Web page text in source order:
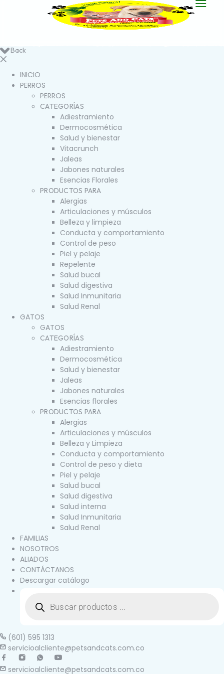
Back
INICIO
PERROS
PERROS
CATEGORÍAS
Adiestramiento
Dermocosmética
Salud y bienestar
Vitacrunch
Jaleas
Jabones naturales
Esencias Florales
PRODUCTOS PARA
Alergias
Articulaciones y músculos
Belleza y limpieza
Conducta y comportamiento
Control de peso
Piel y pelaje
Repelente
Salud bucal
Salud digestiva
Salud Inmunitaria
Salud Renal
GATOS
GATOS
CATEGORÍAS
Adiestramiento
Dermocosmética
Salud y bienestar
Jaleas
Jabones naturales
Esencias florales
PRODUCTOS PARA
Alergias
Articulaciones y músculos
Belleza y Limpieza
Conducta y comportamiento
Control de peso y dieta
Piel y pelaje
Salud bucal
Salud digestiva
Salud interna
Salud Inmunitaria
Salud Renal
FAMILIAS
NOSOTROS
ALIADOS
CONTÁCTANOS
Descargar catálogo
(601) 595 1313
servicioalcliente@petsandcats.com.co
servicioalcliente@petsandcats.com.co